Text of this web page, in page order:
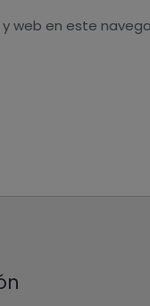
web en este